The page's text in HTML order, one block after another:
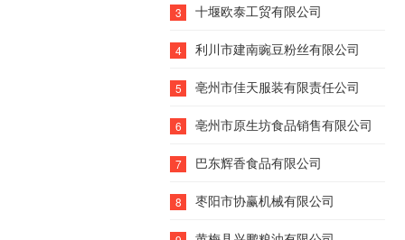
3 十堰欧泰工贸有限公司
4 利川市建南豌豆粉丝有限公司
5 亳州市佳天服装有限责任公司
6 亳州市原生坊食品销售有限公司
7 巴东辉香食品有限公司
8 枣阳市协赢机械有限公司